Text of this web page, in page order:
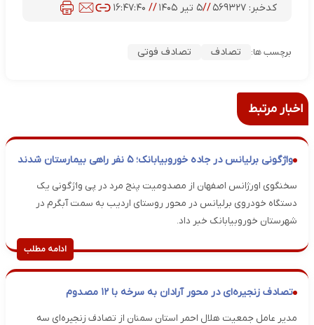
کدخبر:۵۶۹۳۲۷ //۵ تیر ۱۴۰۵ // ۱۶:۴۷:۴۰
برچسب ها: تصادف تصادف فوتی
اخبار مرتبط
واژگونی برلیانس در جاده خوروبیابانک؛ ۵ نفر راهی بیمارستان شدند
سخنگوی اورژانس اصفهان از مصدومیت پنج مرد در پی واژگونی یک
دستگاه خودروی برلیانس در محور روستای اردیب به سمت آبگرم در
شهرستان خوروبیابانک خبر داد.
ادامه مطلب
تصادف زنجیره‌ای در محور آرادان به سرخه با ۱۲ مصدوم
مدیر عامل جمعیت هلال احمر استان سمنان از تصادف زنجیره‌ای سه